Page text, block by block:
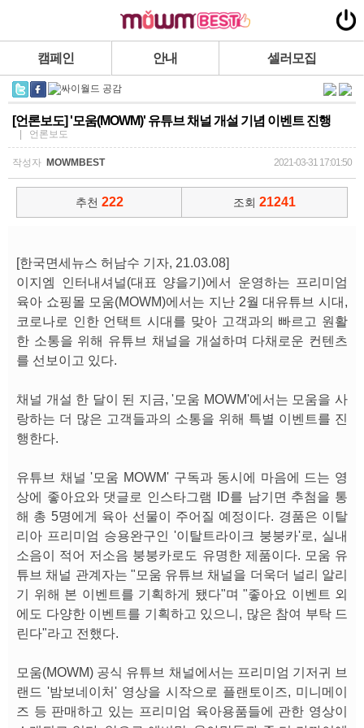
캠페인 안내 셀러모집
[언론보도] '모움(MOWM)' 유튜브 채널 개설 기념 이벤트 진행
| 언론보도
작성자 MOWMBEST 2021-03-31 17:01:50
추천 222 조회 21241
[한국면세뉴스 허남수 기자, 21.03.08]
이지엠 인터내셔널(대표 양을기)에서 운영하는 프리미엄
육아 쇼핑몰 모움(MOWM)에서는 지난 2월 대유튜브 시대,
코로나로 인한 언택트 시대를 맞아 고객과의 빠르고 원활
한 소통을 위해 유튜브 채널을 개설하며 다채로운 컨텐츠
를 선보이고 있다.
채널 개설 한 달이 된 지금, '모움 MOWM'에서는 모움을 사
랑하는 더 많은 고객들과의 소통을 위해 특별 이벤트를 진
행한다.
유튜브 채널 '모움 MOWM' 구독과 동시에 마음에 드는 영
상에 좋아요와 댓글로 인스타그램 ID를 남기면 추첨을 통
해 총 5명에게 육아 선물이 주어질 예정이다. 경품은 이탈
리아 프리미엄 승용완구인 '이탈트라이크 붕붕카'로, 실내
소음이 적어 저소음 붕붕카로도 유명한 제품이다. 모움 유
튜브 채널 관계자는 "모움 유튜브 채널을 더욱더 널리 알리
기 위해 본 이벤트를 기획하게 됐다"며 "좋아요 이벤트 외
에도 다양한 이벤트를 기획하고 있으니, 많은 참여 부탁 드
린다"라고 전했다.
모움(MOWM) 공식 유튜브 채널에서는 프리미엄 기저귀 브
랜드 '밤보네이처' 영상을 시작으로 플랜토이즈, 미니메이
즈 등 판매하고 있는 프리미엄 육아용품들에 관한 영상이